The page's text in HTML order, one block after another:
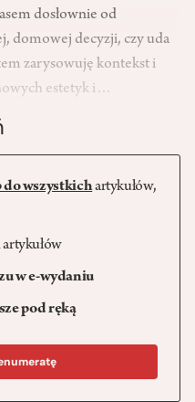
dosłownie od
domowej decyzji, czy uda
zarysowuję kontekst i
estetyk i…
wszystkichartykułów,
artykułów
w e-wydaniu
pod ręką